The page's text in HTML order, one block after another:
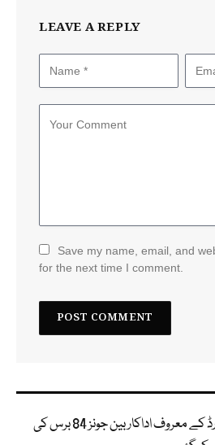
LEAVE A REPLY
Save my name, email, and
for the next time I comment.
ڈیوکس آف ہیزرڈ کے معروف اداکار بین جونز 84 برس کی